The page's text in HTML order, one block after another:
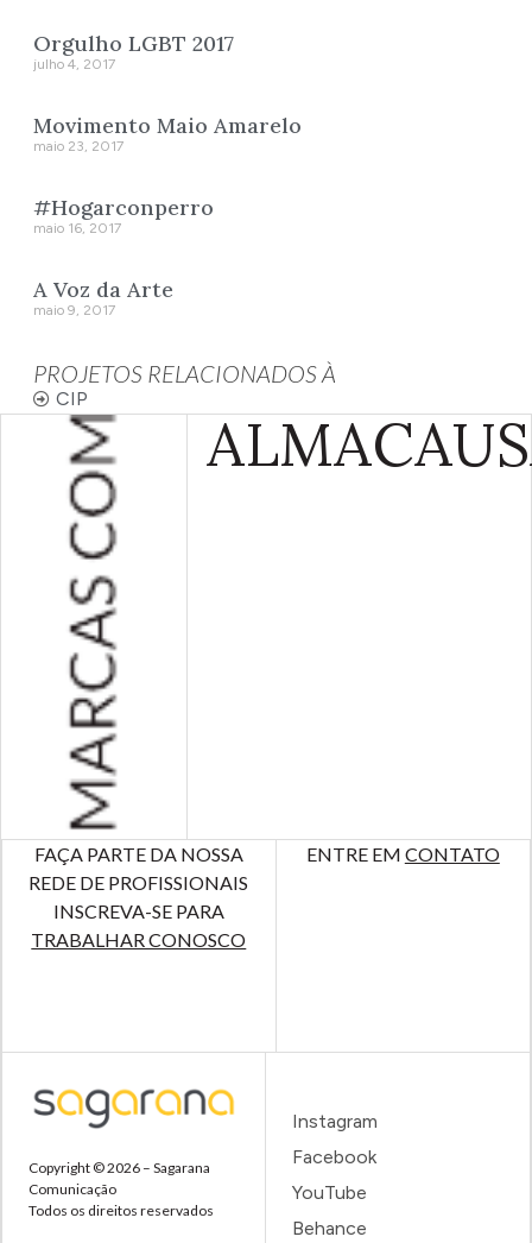
Orgulho LGBT 2017
julho 4, 2017
Movimento Maio Amarelo
maio 23, 2017
#Hogarconperro
maio 16, 2017
A Voz da Arte
maio 9, 2017
PROJETOS RELACIONADOS À
CIP
ALMA
FAÇA PARTE DA NOSSA
REDE DE PROFISSIONAIS
INSCREVA-SE PARA
TRABALHAR CONOSCO
ENTRE EM CONTATO
Copyright © 2026 – Sagarana
Comunicação
Todos os direitos reservados
Instagram
Facebook
YouTube
Behance